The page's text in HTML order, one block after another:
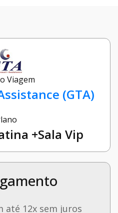
Viagem
(GTA)
+Sala Vip
até 12x sem juros